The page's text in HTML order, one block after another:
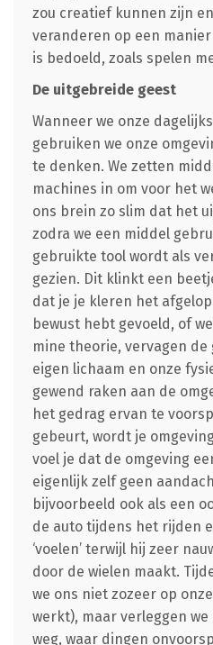
zou creatief kunnen zijn
veranderen op een
is bedoeld, zoals spelen
De uitgebreide geest
Wanneer we onze
gebruiken we onze
te denken. We zetten
machines in om voor het
ons brein zo slim dat het
zodra we een middel
gebruikte tool wordt als
gezien. Dit klinkt een
dat je je kleren het
bewust hebt gevoeld, of
mine theorie, vervagen
eigen lichaam en onze
gewend raken aan de
het gedrag ervan te
gebeurt, wordt je
voel je dat de omgeving
eigenlijk zelf geen
bijvoorbeeld ook als een
de auto tijdens het rijden
‘voelen’ terwijl hij zeer
door de wielen maakt.
we ons niet zozeer op
werkt), maar verleggen
weg, waar dingen